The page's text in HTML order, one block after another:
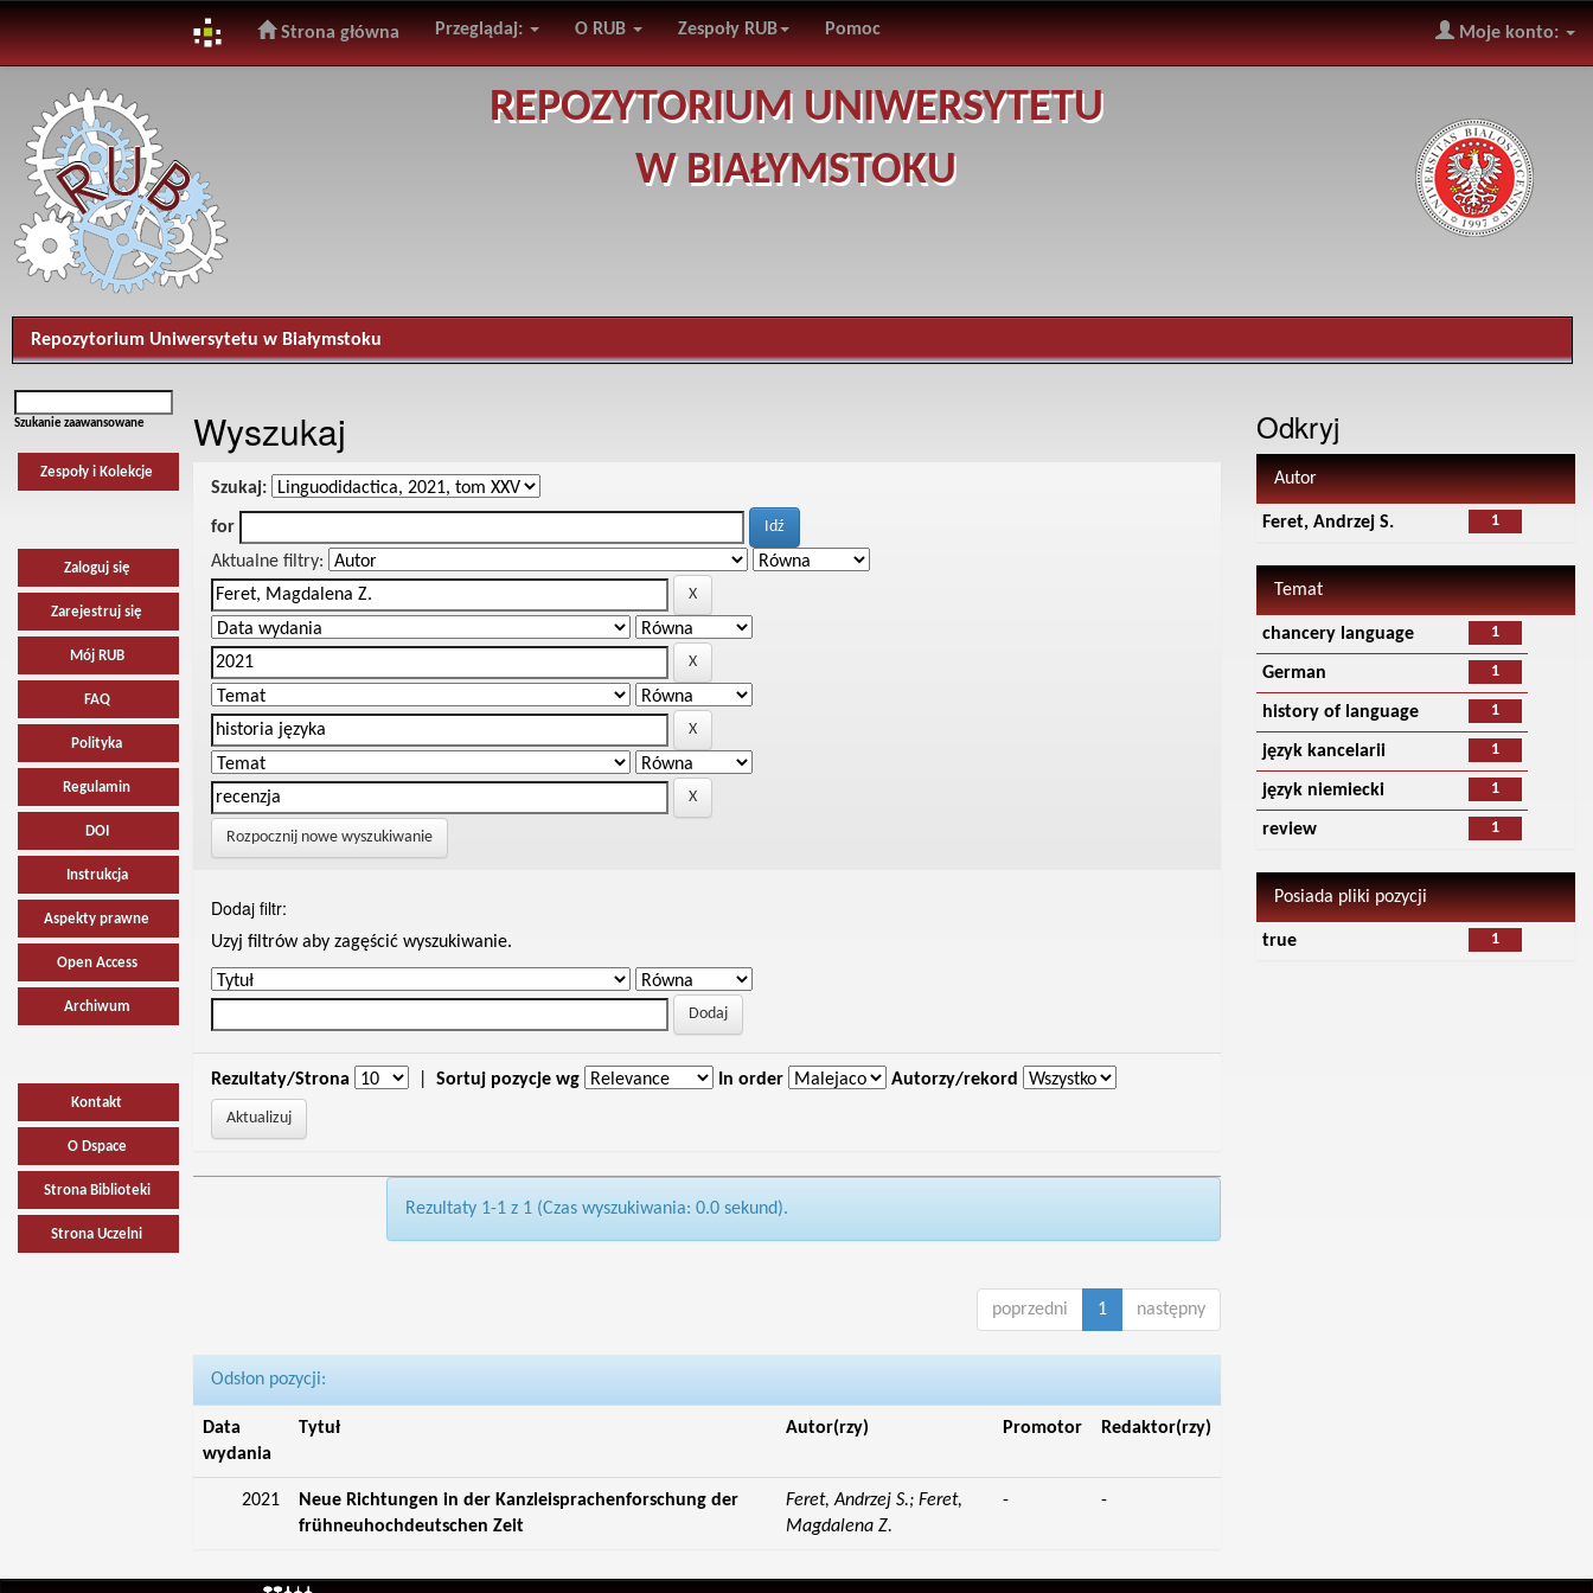
navigation
Strona główna Przeglądaj: O RUB Zespoły RUB Pomoc Moje konto:
REPOZYTORIUM UNIWERSYTETU
W BIAŁYMSTOKU
Repozytorium Uniwersytetu w Białymstoku
Szukanie zaawansowane
Zespoły i Kolekcje
Zaloguj się
Zarejestruj się
Mój RUB
FAQ
Polityka
Regulamin
DOI
Instrukcja
Aspekty prawne
Open Access
Archiwum
Kontakt
O Dspace
Strona Biblioteki
Strona Uczelni
Wyszukaj
Szukaj:
for
Aktualne filtry:
Rozpocznij nowe wyszukiwanie
Dodaj filtr:
Uzyj filtrów aby zagęścić wyszukiwanie.
Rezultaty/Strona Sortuj pozycje wg In order Autorzy/rekord
Rezultaty 1-1 z 1 (Czas wyszukiwania: 0.0 sekund).
poprzedni 1 następny
Odsłon pozycji:
Data
wydania
Tytuł Autor(rzy) Promotor Redaktor(rzy)
2021
Neue Richtungen in der Kanzleisprachenforschung der
frühneuhochdeutschen Zeit
Feret, Andrzej S.; Feret,
Magdalena Z.
- -
Odkryj
Autor
1
Feret, Andrzej S.
Temat
1
chancery language
1
German
1
history of language
1
język kancelarii
1
język niemiecki
1
review
Posiada pliki pozycji
1
true